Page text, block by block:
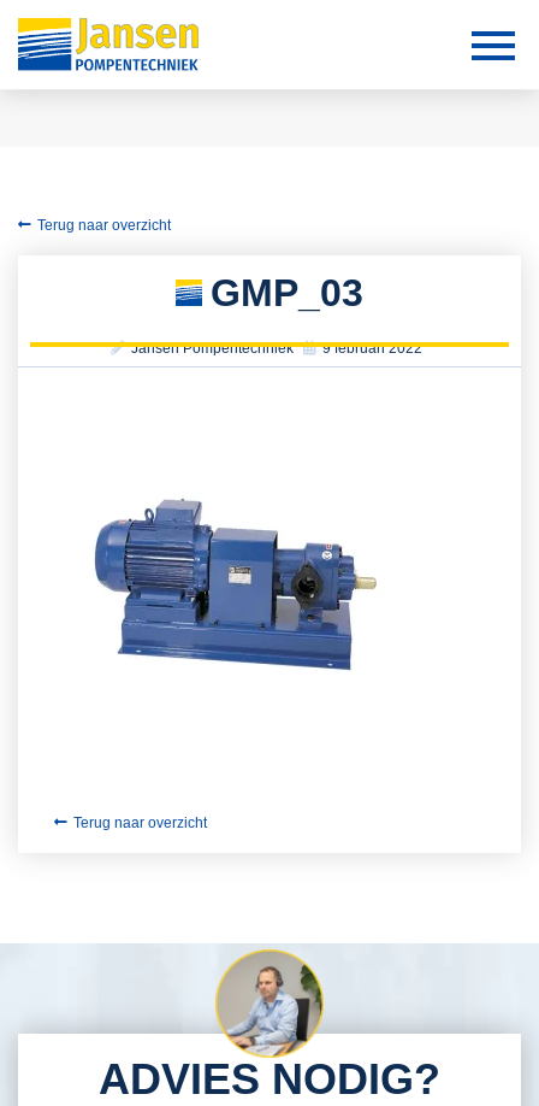
Terug naar overzicht
GMP_03
Jansen Pompentechniek 9 februari 2022
Terug naar overzicht
ADVIES NODIG?